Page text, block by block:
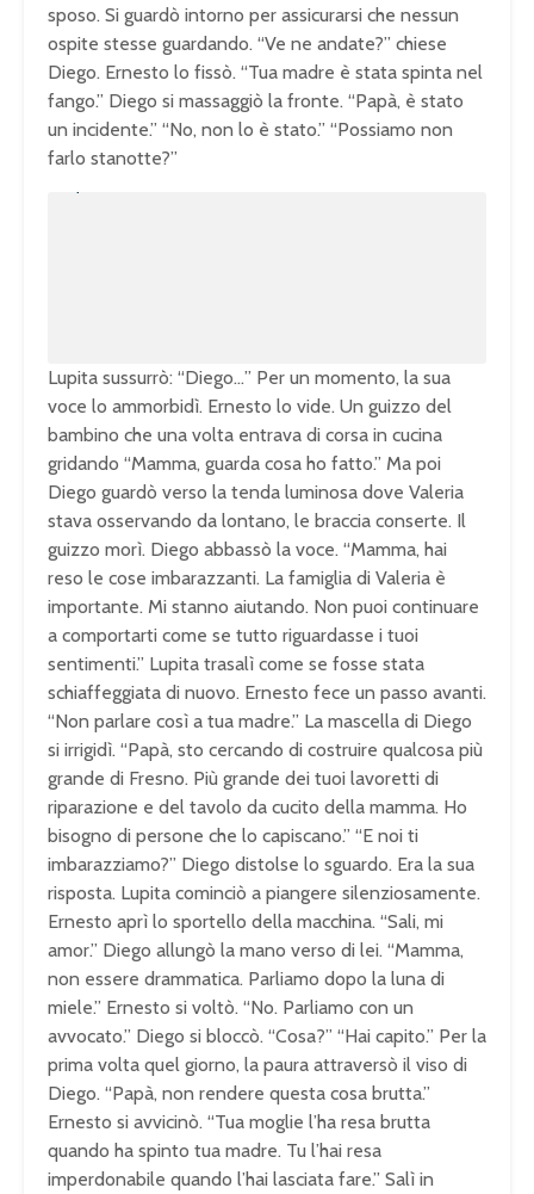
sposo. Si guardò intorno per assicurarsi che nessun
ospite stesse guardando. “Ve ne andate?” chiese
Diego. Ernesto lo fissò. “Tua madre è stata spinta nel
fango.” Diego si massaggiò la fronte. “Papà, è stato
un incidente.” “No, non lo è stato.” “Possiamo non
farlo stanotte?”
Lupita sussurrò: “Diego…” Per un momento, la sua
voce lo ammorbidì. Ernesto lo vide. Un guizzo del
bambino che una volta entrava di corsa in cucina
gridando “Mamma, guarda cosa ho fatto.” Ma poi
Diego guardò verso la tenda luminosa dove Valeria
stava osservando da lontano, le braccia conserte. Il
guizzo morì. Diego abbassò la voce. “Mamma, hai
reso le cose imbarazzanti. La famiglia di Valeria è
importante. Mi stanno aiutando. Non puoi continuare
a comportarti come se tutto riguardasse i tuoi
sentimenti.” Lupita trasalì come se fosse stata
schiaffeggiata di nuovo. Ernesto fece un passo avanti.
“Non parlare così a tua madre.” La mascella di Diego
si irrigidì. “Papà, sto cercando di costruire qualcosa più
grande di Fresno. Più grande dei tuoi lavoretti di
riparazione e del tavolo da cucito della mamma. Ho
bisogno di persone che lo capiscano.” “E noi ti
imbarazziamo?” Diego distolse lo sguardo. Era la sua
risposta. Lupita cominciò a piangere silenziosamente.
Ernesto aprì lo sportello della macchina. “Sali, mi
amor.” Diego allungò la mano verso di lei. “Mamma,
non essere drammatica. Parliamo dopo la luna di
miele.” Ernesto si voltò. “No. Parliamo con un
avvocato.” Diego si bloccò. “Cosa?” “Hai capito.” Per la
prima volta quel giorno, la paura attraversò il viso di
Diego. “Papà, non rendere questa cosa brutta.”
Ernesto si avvicinò. “Tua moglie l’ha resa brutta
quando ha spinto tua madre. Tu l’hai resa
imperdonabile quando l’hai lasciata fare.” Salì in